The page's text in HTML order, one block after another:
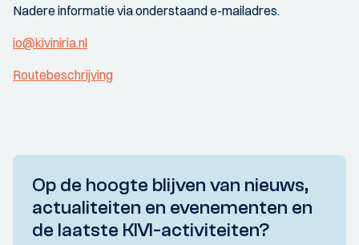
Nadere informatie via onderstaand e-mailadres.
io@kiviniria.nl
Routebeschrijving
Op de hoogte blijven van nieuws,
actualiteiten en evenementen en
de laatste KIVI-activiteiten?